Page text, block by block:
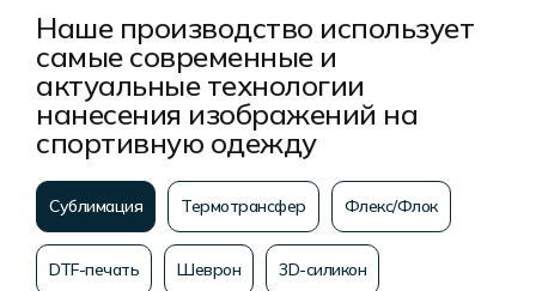
Наше производство использует
самые современные и
актуальные технологии
нанесения изображений на
спортивную одежду
Сублимация Термотрансфер Флекс/Флок
DTF-печать Шеврон 3D-силикон